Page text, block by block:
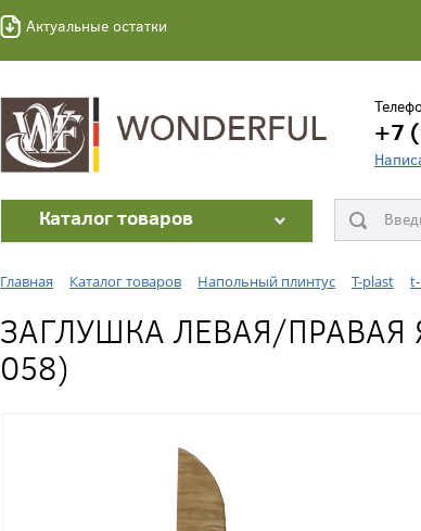
Актуальные остатки
+7
Каталог товаров
Главная Каталог товаров Напольный плинтус T-plast
ЗАГЛУШКА ЛЕВАЯ/
058)